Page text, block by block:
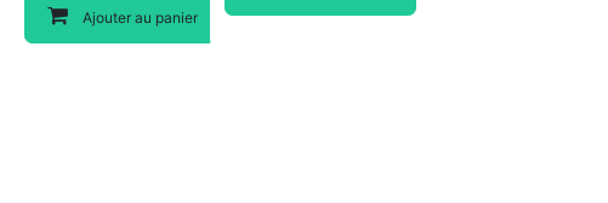
Ajouter au panier Compare